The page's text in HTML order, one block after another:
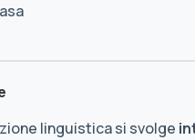
linguistica si svolge